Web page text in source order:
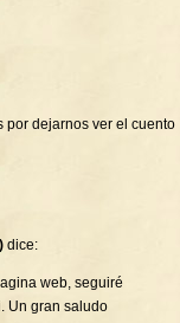
por dejarnos ver el cuento
dice:
web, seguiré
Un gran saludo